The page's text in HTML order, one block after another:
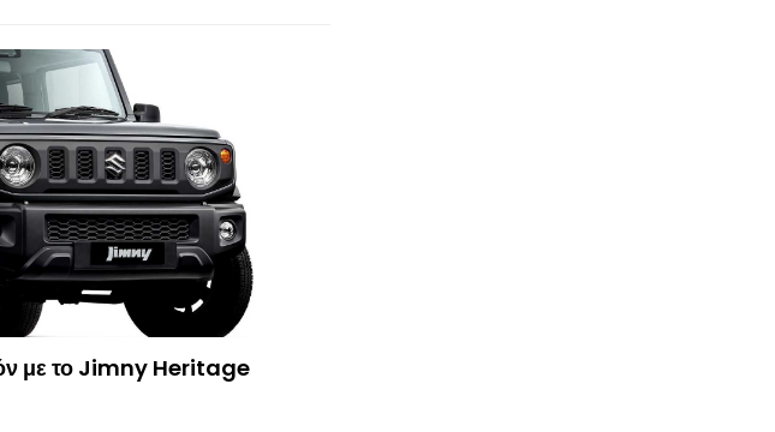
© enkinisi.gr
με το Jimny Heritage